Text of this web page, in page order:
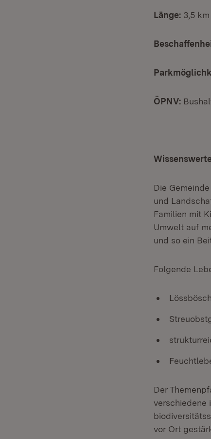
Länge: 3,5 km
ÖPNV:
Die
und
Familien mit
Umwelt auf
und so ein
Folgende
Der
verschiedene
vor Ort